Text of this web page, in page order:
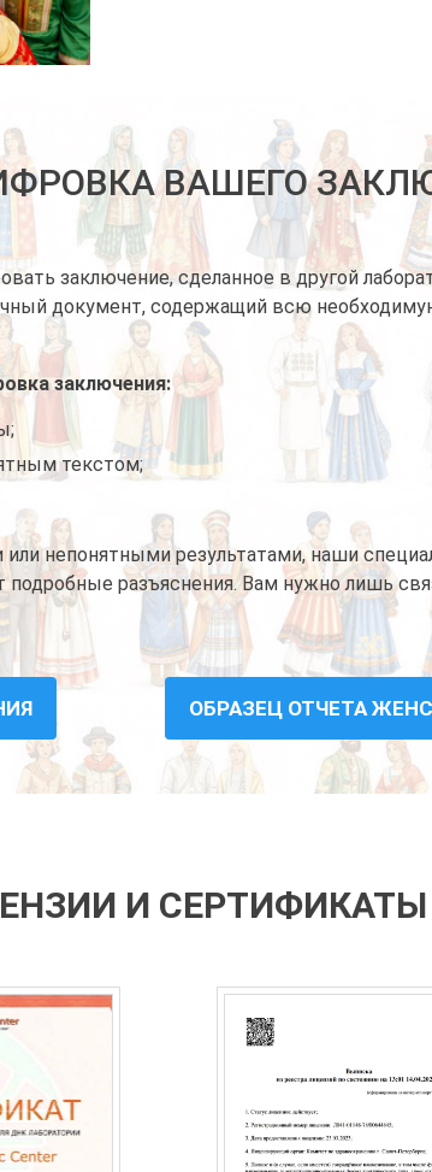
ВАШЕГО
заключение, сделанное в другой
документ, содержащий всю
заключения:
текстом;
непонятными результатами, наши
подробные разъяснения. Вам нужно лишь
ОБРАЗЕЦ ОТЧЕТА
И